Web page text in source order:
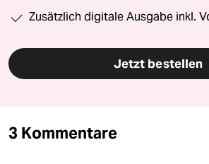
Zusätzlich digitale Ausgabe inkl.
Jetzt bestellen
3 Kommentare